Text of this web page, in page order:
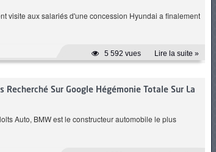
visite aux salariés d'une concession Hyundai a finalement
5 592 vues Lire la suite »
Recherché Sur Google Hégémonie Totale Sur La
Auto, BMW est le constructeur automobile le plus
980 DT
6.6 L/100 km
Prix: 279 900